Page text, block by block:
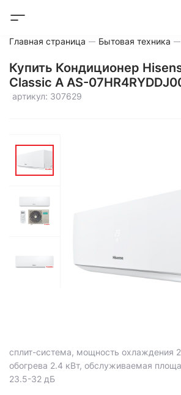
Главная страница Бытовая техника
Купить Кондиционер
Classic A AS-
артикул: 307629
сплит-система, мощность охлаждения
обогрева 2.4 кВт, обслуживаемая
23.5-32 дБ